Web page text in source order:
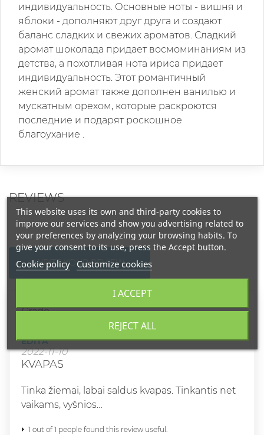
индивидуальность. Основные ноты - вишня и
яблоки - дополняют друг друга и создают
баланс сладких и свежих ароматов. Сладкий
аромат шоколада придает восмоминаниям из
детства, а похотливая нота ириса придает
индивидуальность. Этот романтичный
женский аромат также дополнен ванилью и
мускатным орехом, которые раскроются
последние и подарят роскошное
благоухание .
REVIEWS
WRITE YOUR REVIEW
Grade
EDITA
2022-11-10
KVAPAS
Tinka žiemai, labai saldus kvapas. Tinkantis net
vaikams, vyšnios…
1 out of 1 people found this review useful.
This website uses its own and third-party cookies to
improve our services and show you advertising related to
your preferences by analyzing your browsing habits. To
give your consent to its use, press the Accept button.
Cookie policy Customize cookies
REJECT ALL
I ACCEPT